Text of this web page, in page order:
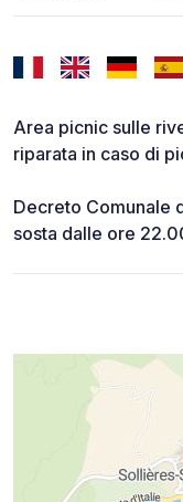
Area picnic sulle
riparata in caso di
Decreto Comunale
sosta dalle ore